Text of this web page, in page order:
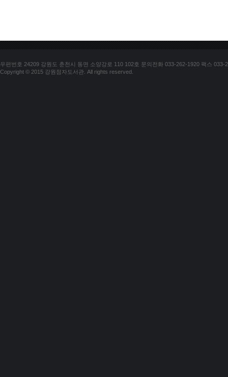
우편번호 24209 강원도 춘천시 동면 소양강로 110 102호 문의전화 033-262-1920 팩스 033-
Copyright © 2015 강원점자도서관. All rights reserved.